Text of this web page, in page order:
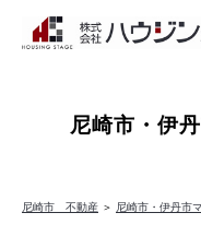
尼崎市・伊
尼崎市 不動産 ＞ 尼崎市・伊丹市